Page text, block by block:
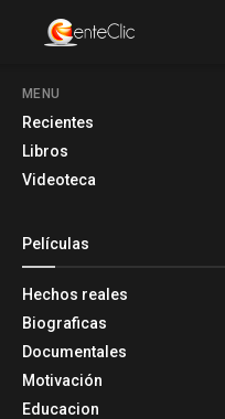
MENU
Recientes
Libros
Videoteca
Películas
Hechos reales
Biograficas
Documentales
Motivación
Educacion